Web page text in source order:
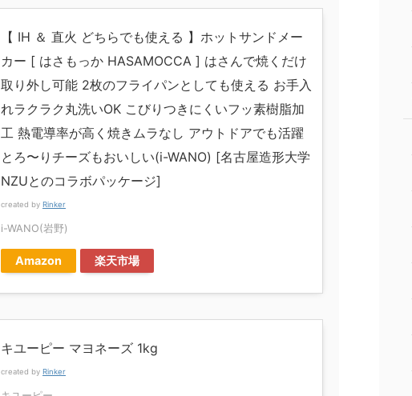
【 IH ＆ 直火 どちらでも使える 】ホットサンドメー
カー [ はさもっか HASAMOCCA ] はさんで焼くだけ
取り外し可能 2枚のフライパンとしても使える お手入
れラクラク丸洗いOK こびりつきにくいフッ素樹脂加
工 熱電導率が高く焼きムラなし アウトドアでも活躍
とろ〜りチーズもおいしい(i-WANO) [名古屋造形大学
NZUとのコラボパッケージ]
created by Rinker
i-WANO(岩野)
Amazon 楽天市場
キユーピー マヨネーズ 1kg
created by Rinker